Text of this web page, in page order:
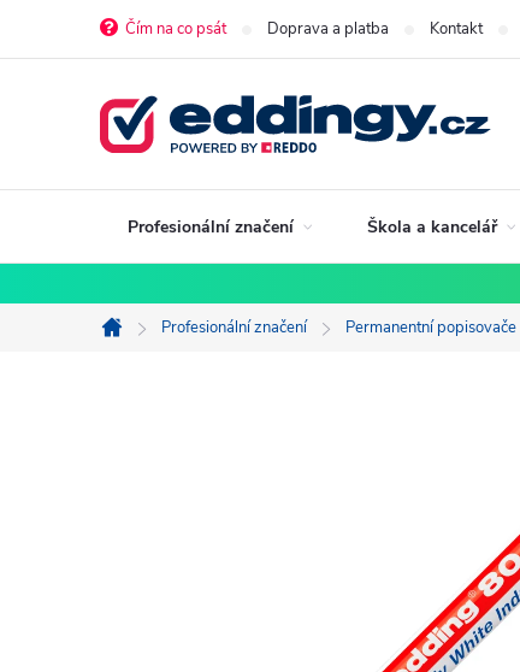
Čím na co psát Doprava a platba Kontakt
Profesionální značení Škola a kancelář
Domů
Profesionální značení Permanentní popisovače